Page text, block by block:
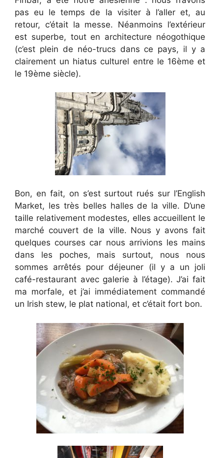
pas eu le temps de la visiter à l’aller et, au
retour, c’était la messe. Néanmoins l’extérieur
est superbe, tout en architecture néogothique
(c’est plein de néo-trucs dans ce pays, il y a
clairement un hiatus culturel entre le 16ème et
le 19ème siècle).
Bon, en fait, on s’est surtout rués sur l’English
Market, les très belles halles de la ville. D’une
taille relativement modestes, elles accueillent le
marché couvert de la ville. Nous y avons fait
quelques courses car nous arrivions les mains
dans les poches, mais surtout, nous nous
sommes arrêtés pour déjeuner (il y a un joli
café-restaurant avec galerie à l’étage). J’ai fait
ma morfale, et j’ai immédiatement commandé
un Irish stew, le plat national, et c’était fort bon.